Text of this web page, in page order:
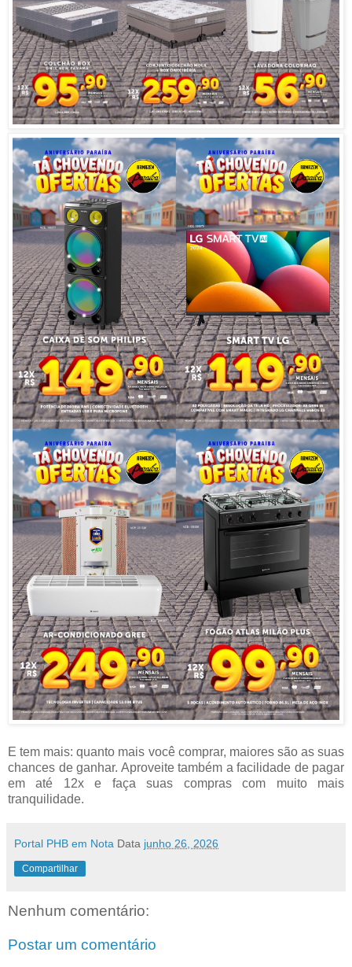
E tem mais: quanto mais você comprar, maiores são as suas
chances de ganhar. Aproveite também a facilidade de pagar
em até 12x e faça suas compras com muito mais
tranquilidade.
Portal PHB em Nota Data junho 26, 2026
Compartilhar
Nenhum comentário:
Postar um comentário